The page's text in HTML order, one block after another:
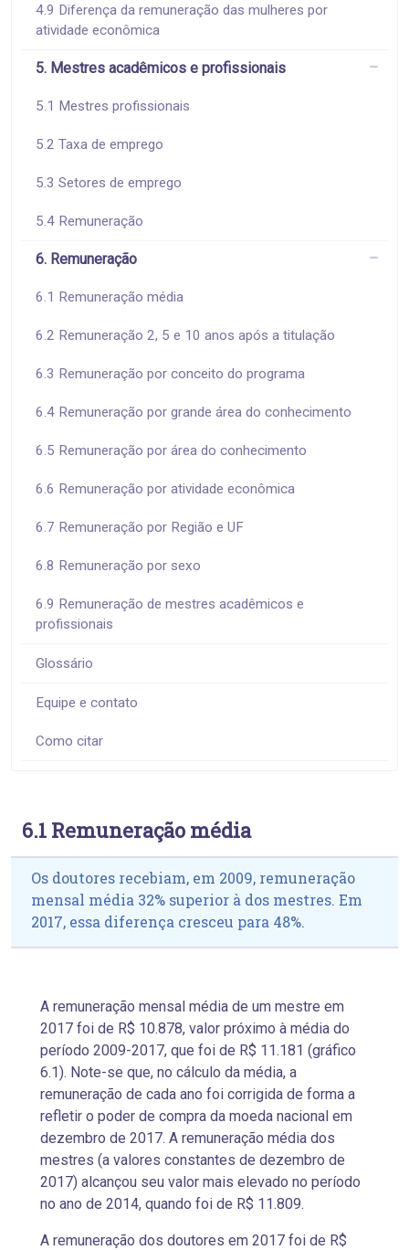
4.9 Diferença da remuneração das mulheres por
atividade econômica
5. Mestres acadêmicos e profissionais
5.1 Mestres profissionais
5.2 Taxa de emprego
5.3 Setores de emprego
5.4 Remuneração
6. Remuneração
6.1 Remuneração média
6.2 Remuneração 2, 5 e 10 anos após a titulação
6.3 Remuneração por conceito do programa
6.4 Remuneração por grande área do conhecimento
6.5 Remuneração por área do conhecimento
6.6 Remuneração por atividade econômica
6.7 Remuneração por Região e UF
6.8 Remuneração por sexo
6.9 Remuneração de mestres acadêmicos e
profissionais
Glossário
Equipe e contato
Como citar
6.1 Remuneração média
Os doutores recebiam, em 2009, remuneração
mensal média 32% superior à dos mestres. Em
2017, essa diferença cresceu para 48%.
A remuneração mensal média de um mestre em
2017 foi de R$ 10.878, valor próximo à média do
período 2009-2017, que foi de R$ 11.181 (gráfico
6.1). Note-se que, no cálculo da média, a
remuneração de cada ano foi corrigida de forma a
refletir o poder de compra da moeda nacional em
dezembro de 2017. A remuneração média dos
mestres (a valores constantes de dezembro de
2017) alcançou seu valor mais elevado no período
no ano de 2014, quando foi de R$ 11.809.
A remuneração dos doutores em 2017 foi de R$